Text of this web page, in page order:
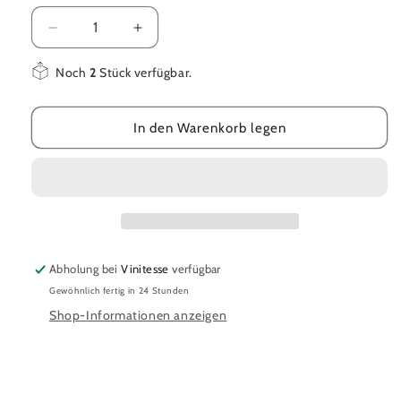
Verringere
die
Menge
Malbec
Erhöhe
die
Menge
Malbec
2019
Noch 2 Stück verfügbar.
In den Warenkorb legen
Abholung beiVinitesse verfügbar
Gewöhnlich fertig in 24 Stunden
Shop-Informationen anzeigen